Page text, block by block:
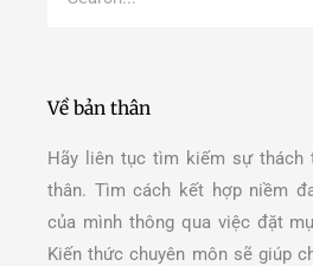
Về bản thân
Hãy liên tục tìm kiếm sự thách
thân. Tìm cách kết hợp niềm
của mình thông qua việc đặt
Kiến thức chuyên môn sẽ giúp